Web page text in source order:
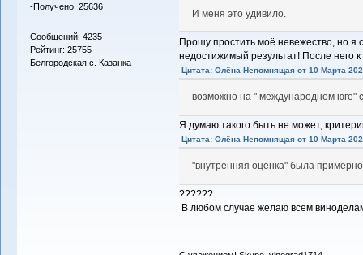
-Получено: 25636
Сообщений: 4235
Рейтинг: 25755
Белгородская с. Казанка
И меня это удивило.
Прошу простить моё невежество, но я
недостижимый результат! После него к
Цитата: Олёна Непомнящая от 10 Марта
возможно на " международном юге"
Я думаю такого быть не может,
Цитата: Олёна Непомнящая от 10 Марта
"внутренняя оценка" была
??????
В любом случае желаю всем